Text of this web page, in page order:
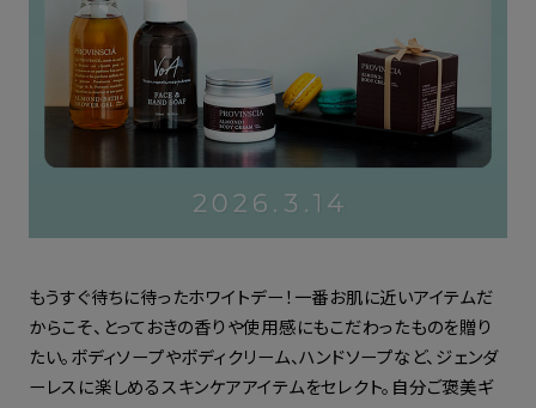
会員登録でお得
NEWS一覧
利用規約
もうすぐ待ちに待ったホワイトデー！一番お肌に近いアイテムだ
からこそ、とっておきの香りや使用感にもこだわったものを贈り
たい。ボディソープやボディクリーム、ハンドソープなど、ジェンダ
ーレスに楽しめるスキンケアアイテムをセレクト。自分ご褒美ギ